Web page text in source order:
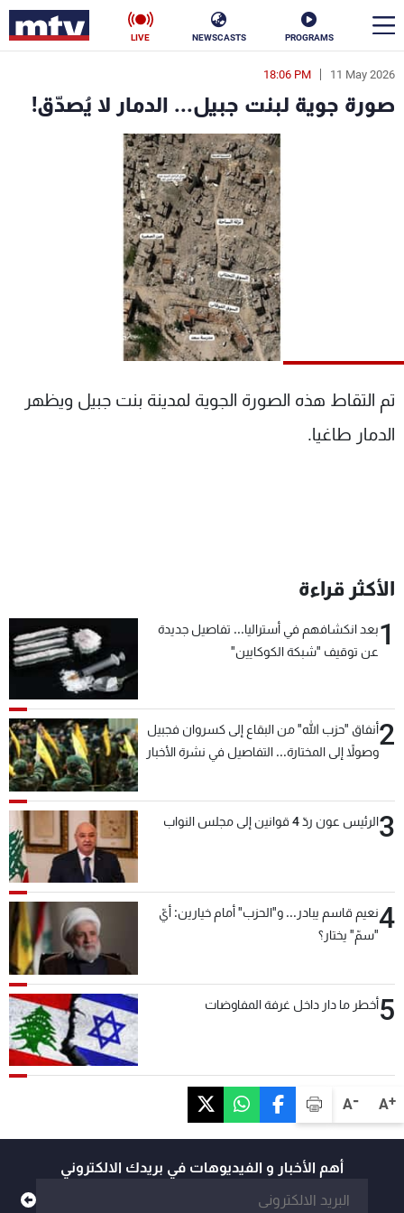
PROGRAMS
NEWSCASTS
LIVE
A+
A-
11 May 2026
18:06 PM
صورة جوية لبنت جبيل... الدمار لا يُصدّق!
تم التقاط هذه الصورة الجوية لمدينة بنت جبيل ويظهر
الدمار طاغيا.
الأكثر قراءة
1بعد انكشافهم في أستراليا... تفاصيل جديدة
عن توقيف "شبكة الكوكايين"
2أنفاق "حزب الله" من البقاع إلى كسروان فجبيل
وصولاً إلى المختارة... التفاصيل في نشرة الأخبار
3الرئيس عون ردّ 4 قوانين إلى مجلس النواب
4نعيم قاسم يبادر... و"الحزب" أمام خيارين: أيّ
"سمّ" يختار؟
5أخطر ما دار داخل غرفة المفاوضات
أهم الأخبار و الفيديوهات في بريدك الالكتروني
en
الأخبار
ناس
فن
رياضة
جدول البرامج
شاهد البرامج
الترددات